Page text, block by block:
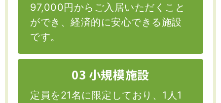
97,000円からご入居いただくこと
ができ、経済的に安心できる施設
です。
03 小規模施設
定員を21名に限定しており、1人1